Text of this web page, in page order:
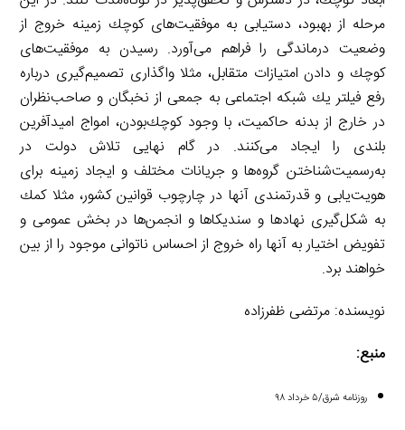
مرحله از بهبود، دستیابی به موفقیت‌های كوچك زمینه خروج از
وضعیت درماندگی را فراهم می‌آورد. رسیدن به موفقیت‌های
كوچك و دادن امتیازات متقابل، مثلا واگذاری تصمیم‌گیری درباره
رفع فیلتر یك شبكه اجتماعی به جمعی از نخبگان و صاحب‌نظران
در خارج از بدنه حاكمیت، با وجود كوچك‌بودن، امواج امیدآفرین
بلندی را ایجاد می‌كنند. در گام نهایی تلاش دولت در
به‌رسمیت‌شناختن گروه‌ها و جریانات مختلف و ایجاد زمینه برای
هویت‌یابی و قدرتمندی آنها در چارچوب قوانین كشور، مثلا كمك
به شكل‌گیری نهادها و سندیكاها و انجمن‌ها در بخش عمومی و
تفویض اختیار به آنها راه خروج از احساس ناتوانی موجود را از بین
خواهند برد.
نویسنده: مرتضی ظفرزاده
منبع:
روزنامه شرق/۵ خرداد ۹۸